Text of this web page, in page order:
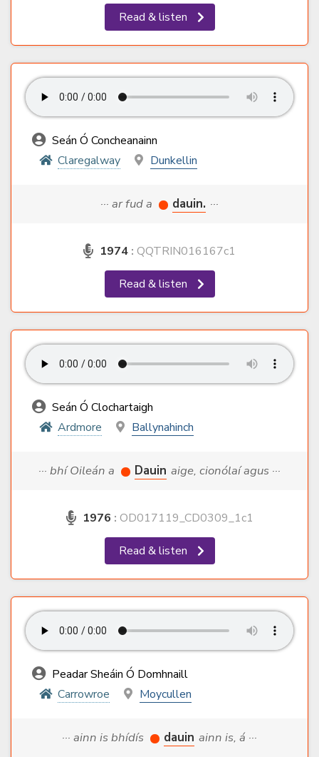
Read & listen
Seán Ó Concheanainn
Claregalway
Dunkellin
··· ar fud a dauin. ···
1974 : QQTRIN016167c1
Read & listen
Seán Ó Clochartaigh
Ardmore
Ballynahinch
··· bhí Oileán a Dauin aige, cionólaí agus ···
1976 : OD017119_CD0309_1c1
Read & listen
Peadar Sheáin Ó Domhnaill
Carrowroe
Moycullen
··· ainn is bhídís dauin ainn is, á ···